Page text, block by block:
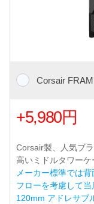
Corsair
+5,980円
Corsair製、人気ブ
高いミドルタワーケ
メーカー標準では
フローを考慮して当
120mm アドレサブ